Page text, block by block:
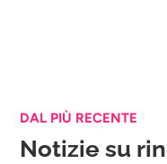
DAL PIÙ RECENTE
Notizie su